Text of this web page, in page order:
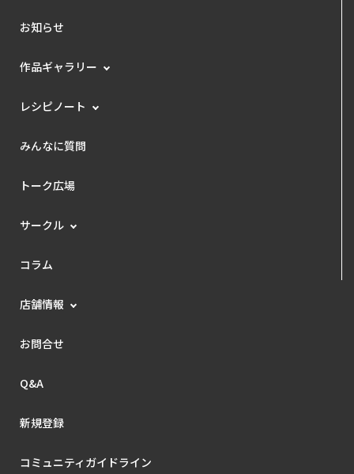
お知らせ
作品ギャラリー
レシピノート
みんなに質問
トーク広場
サークル
コラム
店舗情報
お問合せ
Q&A
新規登録
コミュニティガイドライン